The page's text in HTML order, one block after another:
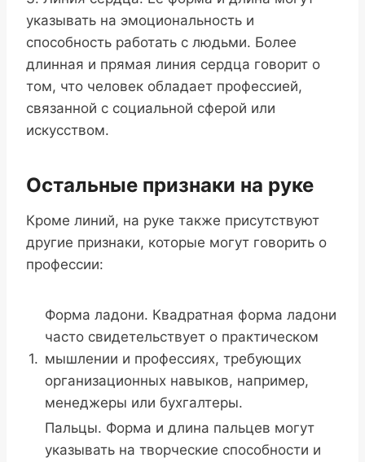
указывать на эмоциональность и
способность работать с людьми. Более
длинная и прямая линия сердца говорит о
том, что человек обладает профессией,
связанной с социальной сферой или
искусством.
Остальные признаки на руке
Кроме линий, на руке также присутствуют
другие признаки, которые могут говорить о
профессии:
1.
Форма ладони. Квадратная форма ладони
часто свидетельствует о практическом
мышлении и профессиях, требующих
организационных навыков, например,
менеджеры или бухгалтеры.
Пальцы. Форма и длина пальцев могут
указывать на творческие способности и